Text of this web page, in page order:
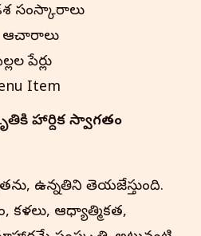
సంస్కారాలు
ఆచారాలు
పేర్లు
Item
హార్దిక స్వాగతం
ఉన్నతిని తెలియజేస్తుంది.
ఆధ్యాత్మికత,